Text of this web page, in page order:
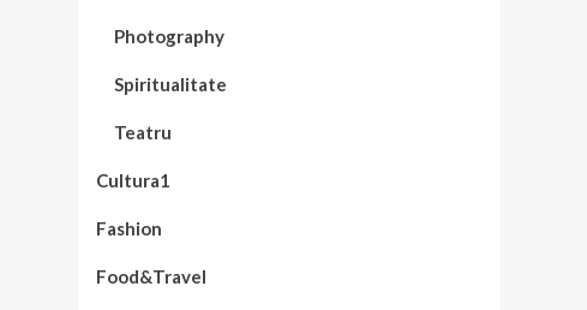
Photography
Spiritualitate
Teatru
Cultura1
Fashion
Food&Travel